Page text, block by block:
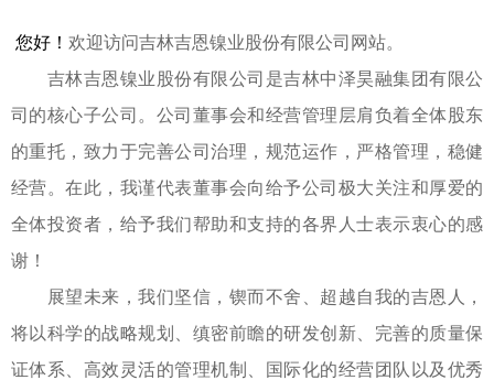
您好！ 欢迎访问吉林吉恩镍业股份有限公司网站。
吉林吉恩镍业股份有限公司是吉林中泽昊融集团有限公
司的核心子公司。公司董事会和经营管理层肩负着全体股东
的重托，致力于完善公司治理，规范运作，严格管理，稳健
经营。在此，我谨代表董事会向给予公司极大关注和厚爱的
全体投资者，给予我们帮助和支持的各界人士表示衷心的感
谢！
展望未来，我们坚信，锲而不舍、超越自我的吉恩人，
将以科学的战略规划、缜密前瞻的研发创新、完善的质量保
证体系、高效灵活的管理机制、国际化的经营团队以及优秀